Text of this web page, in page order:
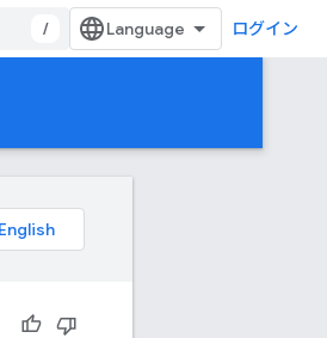
/ ログイン